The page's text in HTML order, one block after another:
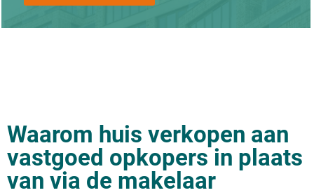
Waarom huis verkopen aan
vastgoed opkopers in plaats
van via de makelaar